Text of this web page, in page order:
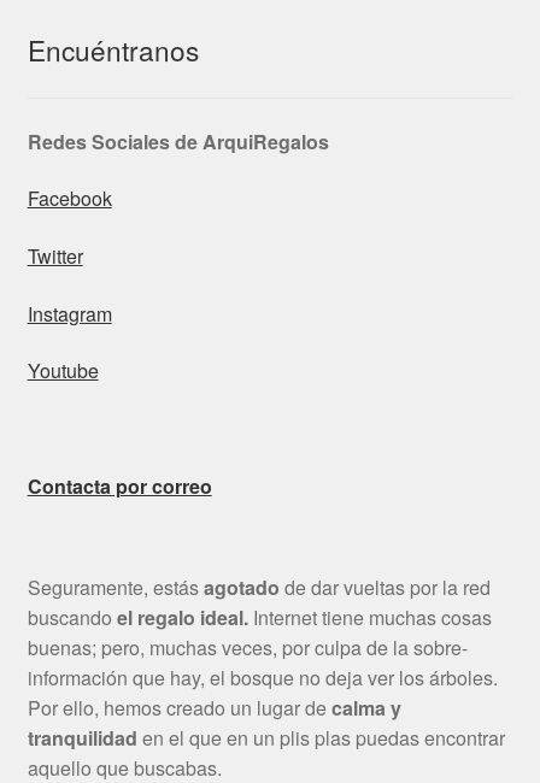
Encuéntranos
Redes Sociales de ArquiRegalos
Facebook
Twitter
Instagram
Youtube
Contacta por correo
Seguramente, estásagotado de dar vueltas por la red
buscando el regalo ideal.Internet tiene muchas cosas
buenas; pero, muchas veces, por culpa de la sobre-
información que hay, el bosque no deja ver los árboles.
Por ello, hemos creado un lugar decalma y
tranquilidad en el que en un plis plas puedas encontrar
aquello que buscabas.